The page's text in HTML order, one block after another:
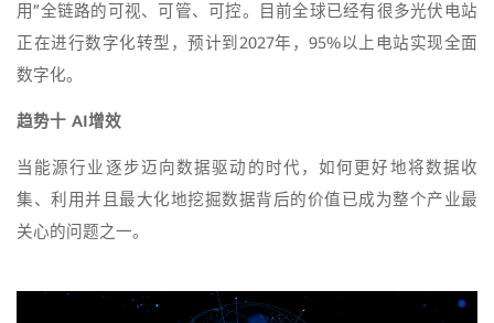
用”全链路的可视、可管、可控。目前全球已经有很多光伏电站
正在进行数字化转型，预计到2027年，95%以上电站实现全面
数字化。
趋势十 AI增效
当能源行业逐步迈向数据驱动的时代，如何更好地将数据收
集、利用并且最大化地挖掘数据背后的价值已成为整个产业最
关心的问题之一。